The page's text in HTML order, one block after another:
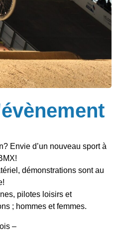
Envie d’un nouveau sport à
démonstrations sont au
pilotes loisirs et
; hommes et femmes.
–